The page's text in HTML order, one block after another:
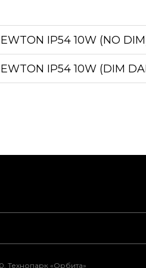
NEWTON IP54 10W (NO
NEWTON IP54 10W (DIM
Технопарк «Орбита»